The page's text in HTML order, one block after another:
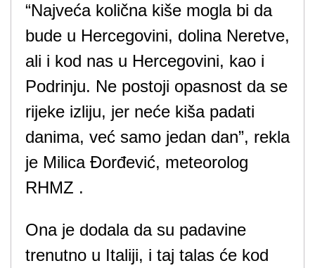
“Najveća količna kiše mogla bi da
bude u Hercegovini, dolina Neretve,
ali i kod nas u Hercegovini, kao i
Podrinju. Ne postoji opasnost da se
rijeke izliju, jer neće kiša padati
danima, već samo jedan dan”, rekla
je Milica Đorđević, meteorolog
RHMZ .
Ona je dodala da su padavine
trenutno u Italiji, i taj talas će kod